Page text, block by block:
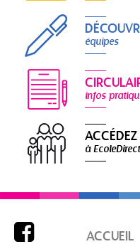
équipes
infos
ACCÉDEZ
à
 ACCUEIL